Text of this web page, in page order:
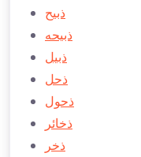
ذبیح
ذبیحه
ذبیل
ذحل
ذحول
ذخائر
ذخر